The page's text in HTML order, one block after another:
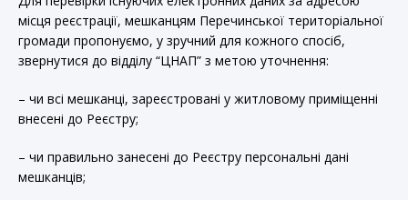
місця реєстрації, мешканцям Перечинської територіальної
громади пропонуємо, у зручний для кожного спосіб,
звернутися до відділу “ЦНАП” з метою уточнення:
– чи всі мешканці, зареєстровані у житловому приміщенні
внесені до Реєстру;
– чи правильно занесені до Реєстру персональні дані
мешканців;